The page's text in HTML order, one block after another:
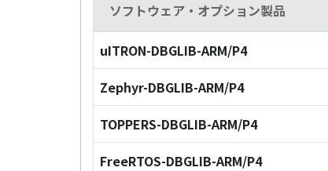
ソフトウェア・オプション製品
uITRON-DBGLIB-ARM/P4
Zephyr-DBGLIB-ARM/P4
TOPPERS-DBGLIB-ARM/P4
FreeRTOS-DBGLIB-ARM/P4